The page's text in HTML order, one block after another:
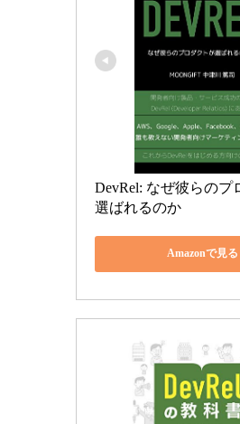
DevRel: なぜ彼らのプ
選ばれるのか
Amazonで見る